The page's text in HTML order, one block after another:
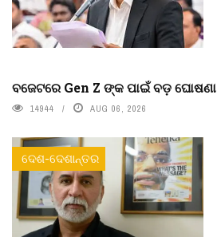
ବଜେଟରେ Gen Z ଙ୍କ ପାଇଁ ବଡ଼ ଘୋଷଣା
14944 AUG 06, 2026
ଦେଶ-ଦେଶାନ୍ତର